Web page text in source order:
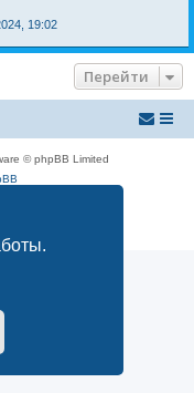
19:02
Перейти
© phpBB Limited